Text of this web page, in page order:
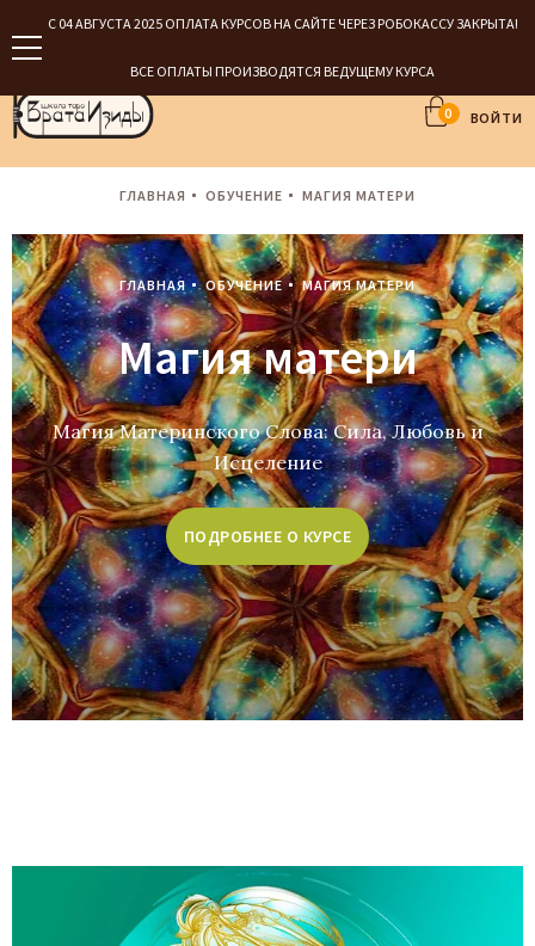
С 04 АВГУСТА 2025 ОПЛАТА КУРСОВ НА САЙТЕ ЧЕРЕЗ РОБОКАССУ ЗАКРЫТА!
ВСЕ ОПЛАТЫ ПРОИЗВОДЯТСЯ ВЕДУЩЕМУ КУРСА
0 ВОЙТИ
ГЛАВНАЯ ОБУЧЕНИЕ МАГИЯ МАТЕРИ
ГЛАВНАЯ ОБУЧЕНИЕ МАГИЯ МАТЕРИ
Магия матери
Магия Материнского Слова: Сила, Любовь и
Исцеление
ПОДРОБНЕЕ О КУРСЕ